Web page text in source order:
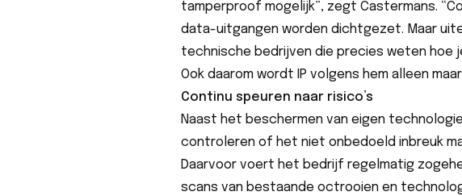
tamperproof mogelijk”, zegt Castermans.
data-uitgangen worden dichtgezet. Maar
technische bedrijven die precies weten hoe
Ook daarom wordt IP volgens hem alleen
Continu speuren naar risico’s
Naast het beschermen van eigen
controleren of het niet onbedoeld inbreuk
Daarvoor voert het bedrijf regelmatig
scans van bestaande octrooien en